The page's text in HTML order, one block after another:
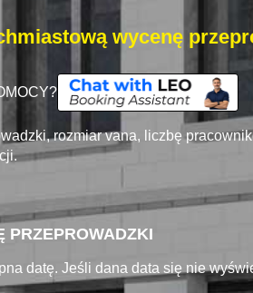
wycenę
rozmiar vana, liczbę
PRZEPROWADZKI
datę. Jeśli dana data się nie